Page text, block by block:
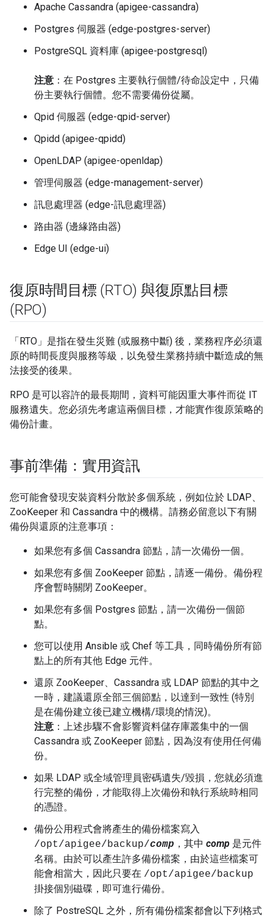
Apache Cassandra (apigee-cassandra)
Postgres 伺服器 (edge-postgres-server)
PostgreSQL 資料庫 (apigee-postgresql)
注意 ：在 Postgres 主要執行個體/待命設定中，只備
份主要執行個體。您不需要備份從屬。
Qpid 伺服器 (edge-qpid-server)
Qpidd (apigee-qpidd)
OpenLDAP (apigee-openldap)
管理伺服器 (edge-management-server)
訊息處理器 (edge-訊息處理器)
路由器 (邊緣路由器)
Edge UI (edge-ui)
復原時間目標 (RTO) 與復原點目標
(RPO)
「RTO」是指在發生災難 (或服務中斷) 後，業務程序必須還
原的時間長度與服務等級，以免發生業務持續中斷造成的無
法接受的後果。
RPO 是可以容許的最長期間，資料可能因重大事件而從 IT
服務遺失。您必須先考慮這兩個目標，才能實作復原策略的
備份計畫。
事前準備：實用資訊
您可能會發現安裝資料分散於多個系統，例如位於 LDAP、
ZooKeeper 和 Cassandra 中的機構。請務必留意以下有關
備份與還原的注意事項：
如果您有多個 Cassandra 節點，請一次備份一個。
如果您有多個 ZooKeeper 節點，請逐一備份。備份程
序會暫時關閉 ZooKeeper。
如果您有多個 Postgres 節點，請一次備份一個節
點。
您可以使用 Ansible 或 Chef 等工具，同時備份所有節
點上的所有其他 Edge 元件。
還原 ZooKeeper、Cassandra 或 LDAP 節點的其中之
一時，建議還原全部三個節點，以達到一致性 (特別
是在備份建立後已建立機構/環境的情況)。
注意 ：上述步驟不會影響資料儲存庫叢集中的一個
Cassandra 或 ZooKeeper 節點，因為沒有使用任何備
份。
如果 LDAP 或全域管理員密碼遺失/毀損，您就必須進
行完整的備份，才能取得上次備份和執行系統時相同
的憑證。
備份公用程式會將產生的備份檔案寫入
/opt/apigee/backup/comp ，其中 comp 是元件
名稱。 由於可以產生許多備份檔案，由於這些檔案可
能會相當大，因此只要在 /opt/apigee/backup
掛接個別磁碟，即可進行備份。
除了 PostreSQL 之外，所有備份檔案都會以下列格式